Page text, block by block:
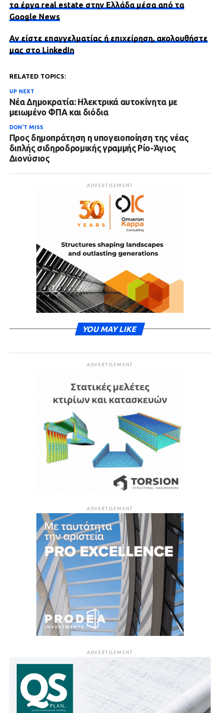
τα έργα real estate στην Ελλάδα μέσα από τα
Google News
Αν είστε επαγγελματίας ή επιχείρηση, ακολουθήστε
μας στο LinkedIn
RELATED TOPICS:
UP NEXT
Νέα Δημοκρατία: Ηλεκτρικά αυτοκίνητα με
μειωμένο ΦΠΑ και διόδια
DON'T MISS
Προς δημοπράτηση η υπογειοποίηση της νέας
διπλής σιδηροδρομικής γραμμής Ρίο-Άγιος
Διονύσιος
ADVERTISEMENT
YOU MAY LIKE
ADVERTISEMENT
ADVERTISEMENT
ADVERTISEMENT